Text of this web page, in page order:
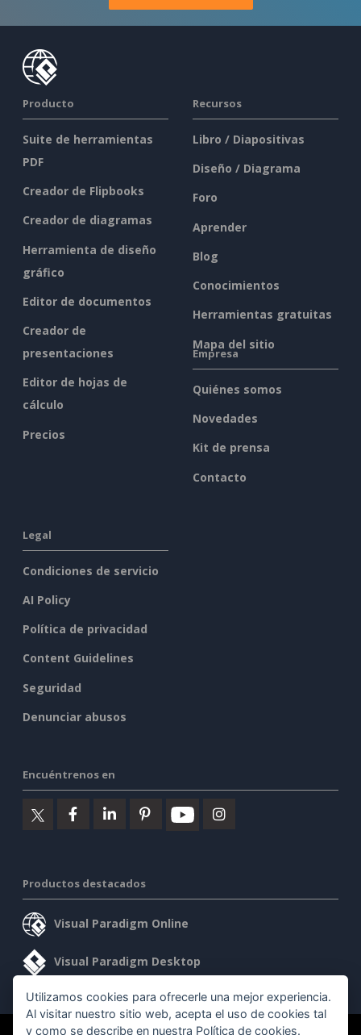
Producto
Suite de herramientas
PDF
Creador de Flipbooks
Creador de diagramas
Herramienta de diseño
gráfico
Editor de documentos
Creador de
presentaciones
Editor de hojas de
cálculo
Precios
Recursos
Libro / Diapositivas
Diseño / Diagrama
Foro
Aprender
Blog
Conocimientos
Herramientas gratuitas
Mapa del sitio
Empresa
Quiénes somos
Novedades
Kit de prensa
Contacto
Legal
Condiciones de servicio
AI Policy
Política de privacidad
Content Guidelines
Seguridad
Denunciar abusos
Encuéntrenos en
Productos destacados
Visual Paradigm Online
Visual Paradigm Desktop
Utilizamos cookies para ofrecerle una mejor experiencia.
Al visitar nuestro sitio web, acepta el uso de cookies tal
y como se describe en nuestra Política de cookies.